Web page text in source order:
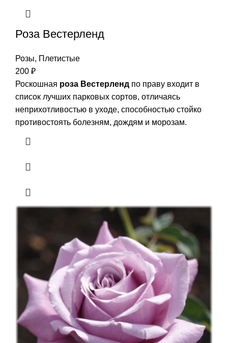
Роза Вестерленд
Розы, Плетистые
200 ₽
Роскошная роза Вестерленд по праву входит в
список лучших парковых сортов, отличаясь
неприхотливостью в уходе, способностью стойко
противостоять болезням, дождям и морозам.